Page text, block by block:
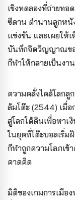
เชิงทดลองที่ถ่ายทอ
ซีดาน ตำนานลูกหนั
แข่งขัน และเผยให้
บันทึกจิตวิญญาณขอ
กีฬาให้กลายเป็นงา
ความคลั่งไคล้โลกลู
ล้มโต๊ะ (2544) เมื่
สู่โลกใต้ดินเพื่อหาเ
ในยุคที่โต๊ะบอลเริ่ม
กีฬาถูกความโลภเข้
คาดคิด
มิติของเกมการเมือ